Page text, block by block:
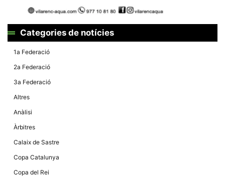
Categories de notícies
1a Federació
2a Federació
3a Federació
Altres
Anàlisi
Àrbitres
Calaix de Sastre
Copa Catalunya
Copa del Rei
Estadístiques
de manera